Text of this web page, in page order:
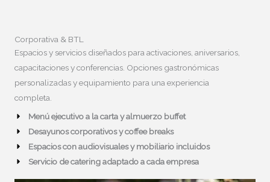
Corporativa & BTL
Espacios y servicios diseñados para activaciones, aniversarios,
capacitaciones y conferencias. Opciones gastronómicas
personalizadas y equipamiento para una experiencia
completa.
Menú ejecutivo a la carta y almuerzo buffet
Desayunos corporativos y coffee breaks
Espacios con audiovisuales y mobiliario incluidos
Servicio de catering adaptado a cada empresa